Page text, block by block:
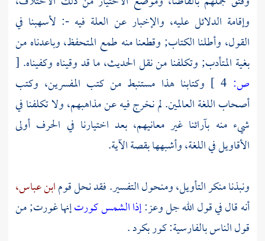
وإقامة الدلائل عليه، والإخبار عن العلة فيه -: لأسهبنا في
القول، وأطلنا الكتاب; وقطعنا منه طمع المتحفظ، وباعدناه من
بغية المتأدب; وتكلفنا من نقل الحديث، ما قد وقيناه وكفيناه. [
ص:
وكتابنا هذا مستنبط من كتب المفسرين، وكتب
أصحاب اللغة العالمين. لم نخرج فيه عن مذاهبهم، ولا تكلفنا في
شيء منه بآرائنا غير معانيهم، بعد اختيارنا في الحرف أولى
الأقاويل في اللغة، وأشبهها بقصة الآية.
ونبذنا منكر التأويل، ومنحول التفسير. فقد نحل قومابن عباس،
أنه قال في قول الله جل وعز:إذا الشمس كورتإنها غورت; من
قول الناس بالفارسية: كور بكرد .